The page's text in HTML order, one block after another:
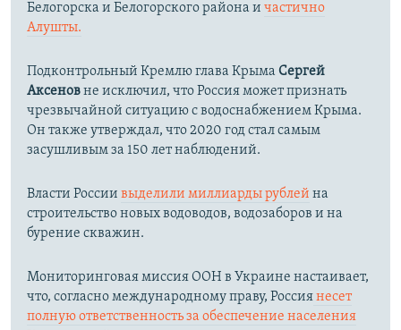
Белогорска и Белогорского района и частично
Алушты.
Подконтрольный Кремлю глава Крыма Сергей
Аксеновне исключил, что Россия может признать
чрезвычайной ситуацию с водоснабжением Крыма.
Он также утверждал, что 2020 год стал самым
засушливым за 150 лет наблюдений.​
Власти России выделили миллиарды рублей на
строительство новых водоводов, водозаборов и на
бурение скважин.
Мониторинговая миссия ООН в Украине настаивает,
что, согласно международному праву, Россиянесет
полную ответственность за обеспечение населения